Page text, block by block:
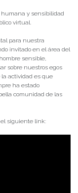
humana y sensibilidad
virtual.
para nuestra
invitado en el área del
sensible,
sobre nuestros egos
la actividad es que
ha estado
comunidad de las
siguiente link: